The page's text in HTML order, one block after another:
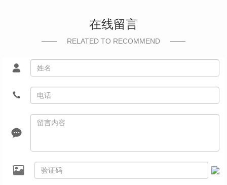
在线留言
RELATED TO RECOMMEND